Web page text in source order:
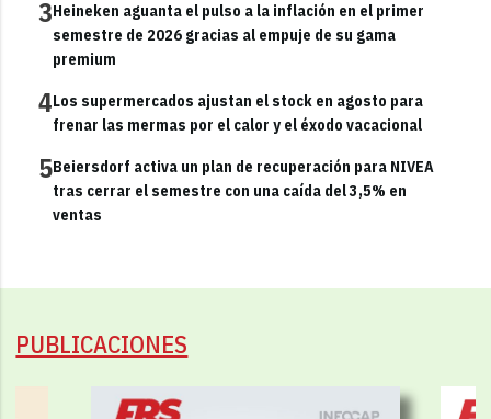
3Heineken aguanta el pulso a la inflación en el primer
semestre de 2026 gracias al empuje de su gama
premium
4Los supermercados ajustan el stock en agosto para
frenar las mermas por el calor y el éxodo vacacional
5Beiersdorf activa un plan de recuperación para NIVEA
tras cerrar el semestre con una caída del 3,5% en
ventas
PUBLICACIONES